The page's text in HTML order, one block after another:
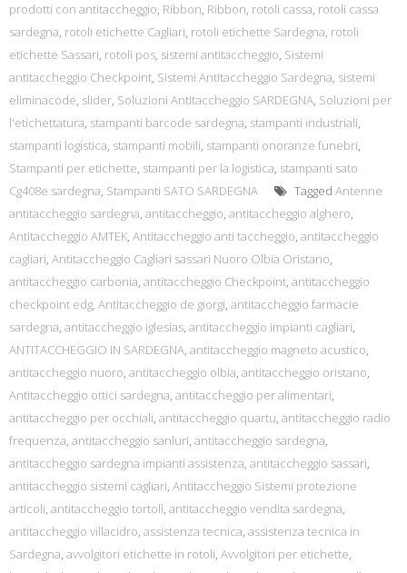
prodotti con antitaccheggio, Ribbon, Ribbon, rotoli cassa, rotoli cassa
sardegna, rotoli etichette Cagliari, rotoli etichette Sardegna, rotoli
etichette Sassari, rotoli pos, sistemi antitaccheggio, Sistemi
antitaccheggio Checkpoint, Sistemi Antitaccheggio Sardegna, sistemi
eliminacode, slider, Soluzioni Antitaccheggio SARDEGNA, Soluzioni per
l'etichettatura, stampanti barcode sardegna, stampanti industriali,
stampanti logistica, stampanti mobili, stampanti onoranze funebri,
Stampanti per etichette, stampanti per la logistica, stampanti sato
Cg408e sardegna, Stampanti SATO SARDEGNA Tagged Antenne
antitaccheggio sardegna, antitaccheggio, antitaccheggio alghero,
Antitaccheggio AMTEK, Antitaccheggio anti taccheggio, antitaccheggio
cagliari, Antitaccheggio Cagliari sassari Nuoro Olbia Oristano,
antitaccheggio carbonia, antitaccheggio Checkpoint, antitaccheggio
checkpoint edg, Antitaccheggio de giorgi, antitaccheggio farmacie
sardegna, antitaccheggio iglesias, antitaccheggio impianti cagliari,
ANTITACCHEGGIO IN SARDEGNA, antitaccheggio magneto acustico,
antitaccheggio nuoro, antitaccheggio olbia, antitaccheggio oristano,
Antitaccheggio ottici sardegna, antitaccheggio per alimentari,
antitaccheggio per occhiali, antitaccheggio quartu, antitaccheggio radio
frequenza, antitaccheggio sanluri, antitaccheggio sardegna,
antitaccheggio sardegna impianti assistenza, antitaccheggio sassari,
antitaccheggio sistemi cagliari, Antitaccheggio Sistemi protezione
articoli, antitaccheggio tortolì, antitaccheggio vendita sardegna,
antitaccheggio villacidro, assistenza tecnica, assistenza tecnica in
Sardegna, avvolgitori etichette in rotoli, Avvolgitori per etichette,